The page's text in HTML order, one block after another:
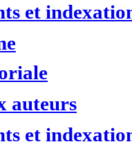
et
auteurs
et